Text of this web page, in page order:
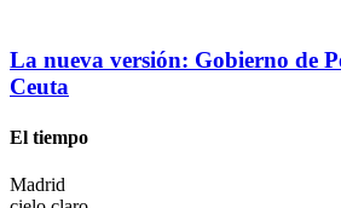
La nueva versión: Gobierno de
Ceuta
El tiempo
Madrid